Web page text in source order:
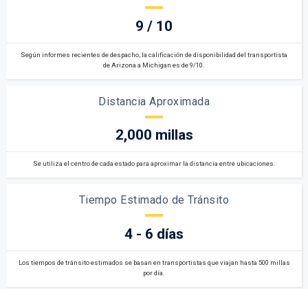
9 / 10
Según informes recientes de despacho, la calificación de disponibilidad del transportista
de Arizona a Michigan es de 9/10.
Distancia Aproximada
2,000 millas
Se utiliza el centro de cada estado para aproximar la distancia entre ubicaciones.
Tiempo Estimado de Tránsito
4 - 6 días
Los tiempos de tránsito estimados se basan en transportistas que viajan hasta 500 millas
por día.